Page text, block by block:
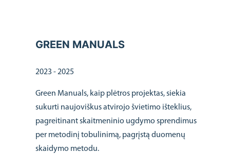
GREEN MANUALS
2023 - 2025
Green Manuals, kaip plėtros projektas, siekia
sukurti naujoviškus atvirojo švietimo išteklius,
pagreitinant skaitmeninio ugdymo sprendimus
per metodinį tobulinimą, pagrįstą duomenų
skaidymo metodu.